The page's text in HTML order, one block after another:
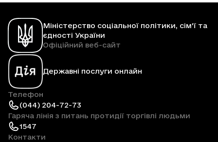
Міністерство соціальної політики, сім'ї та
єдності України
Офіційний веб-сайт
Державні послуги онлайн
Телефон
(044) 204-72-73
Гаряча лінія з питань протидії торгівлі людьми
1547
Контакти